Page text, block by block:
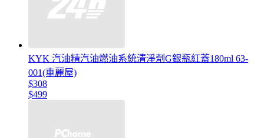
KYK 汽油精汽油燃油系統清淨劑G銀瓶紅蓋180ml 63-
001(車麗屋)
$308
$499